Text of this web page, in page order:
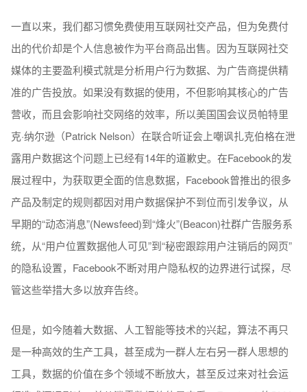
一直以来，我们都习惯免费使用互联网社交产品，但为免费付
出的代价却是个人信息被作为平台商品出售。因为互联网社交
媒体的主要盈利模式就是分析用户行为数据、为广告商提供精
准的广告投放。如果没有数据的使用，不但影响其核心的广告
营收，而且会影响社交网络的效率，所以美国国会议员帕特里
克·纳尔逊（Patrick Nelson）在联合听证会上嘲讽扎克伯格在泄
露用户数据这个问题上已经有14年的道歉史。在Facebook的发
展过程中，为获取更全面的信息数据，Facebook曾推出的很多
产品及制定的规则都因对用户数据保护不到位而引发争议，从
早期的“动态消息”(Newsfeed)到“烽火”(Beacon)社群广告服务系
统，从“用户位置数据他人可见”到“秘密跟踪用户注销后的网页”
的隐私设置，Facebook不断对用户隐私权的边界进行试探，尽
管这些举措大多以放弃告终。
但是，如今随着大数据、人工智能等技术的兴起，算法不再只
是一种高效的生产工具，甚至成为一群人左右另一群人思想的
工具，数据的价值在多个领域不断放大，甚至反过来对社会运